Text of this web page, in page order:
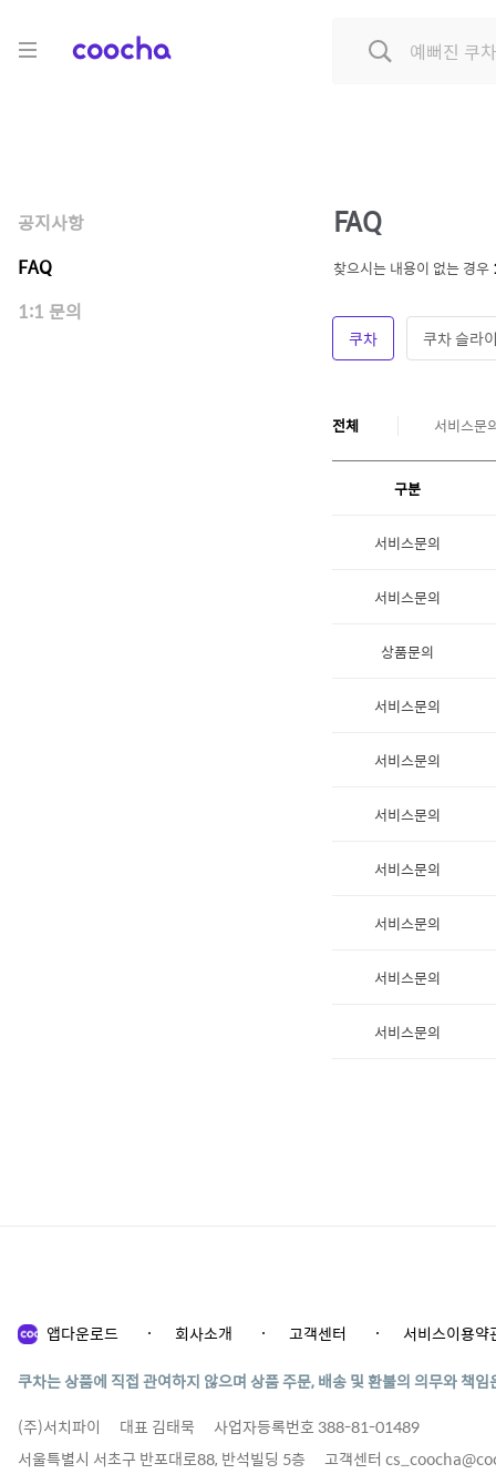
COOCHA
공지사항
FAQ
1:1 문의
FAQ
찾으시는 내용이 없는 경우
쿠차 쿠차 슬라
전체 서비스문
구분
서비스문의
서비스문의
상품문의
서비스문의
서비스문의
서비스문의
서비스문의
서비스문의
서비스문의
서비스문의
앱다운로드 회사소개 고객센터
서비스이용약
쿠차는 상품에 직접 관여하지 않으며 상품 주문, 배송 및 환불의 의무와 책
(주)서치파이
대표 김태묵
사업자등록번호 388-81-01489
서울특별시 서초구 반포대로88, 반석빌딩 5층
고객센터